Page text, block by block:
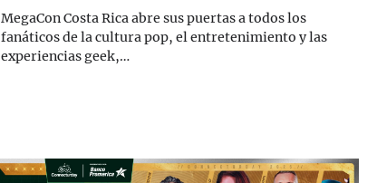
MegaCon Costa Rica abre sus puertas a todos los
fanáticos de la cultura pop, el entretenimiento y las
experiencias geek,…